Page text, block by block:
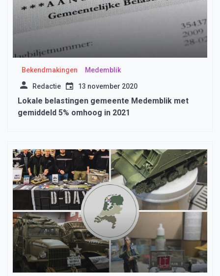
Bekendmakingen Medemblik
Redactie 13 november 2020
Lokale belastingen gemeente Medemblik met
gemiddeld 5% omhoog in 2021